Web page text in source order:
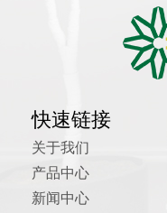
快速链接
关于我们
产品中心
新闻中心